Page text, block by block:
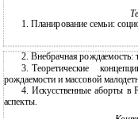
1. Планирование семьи:
2. Внебрачная рождаемость:
3. Теоретические
рождаемости и массовой
4. Искусственные аборты в
аспекты.